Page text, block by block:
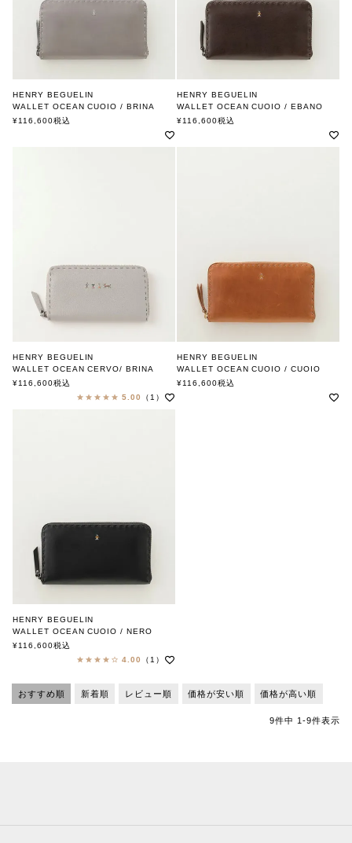
HENRY BEGUELIN
WALLET OCEAN CUOIO / BRINA
ONECOLOR OMINO
¥116,600税込
HENRY BEGUELIN
WALLET OCEAN CUOIO / EBANO
MULTI OMINO
¥116,600税込
HENRY BEGUELIN
WALLET OCEAN CERVO/ BRINA
FAMILY OMINO
¥116,600税込
5.00
（1）
HENRY BEGUELIN
WALLET OCEAN CUOIO / CUOIO
MULTI OMINO
¥116,600税込
HENRY BEGUELIN
WALLET OCEAN CUOIO / NERO
MULTI OMINO
エンリー ベグリン
¥116,600税込
4.00
（1）
おすすめ順 新着順 レビュー順 価格が安い順 価格が高い順
9件中 1-9件表示